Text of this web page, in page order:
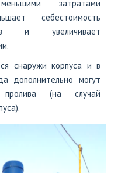
затратами
себестоимость
и увеличивает
снаружи корпуса и в
дополнительно могут
(на случай